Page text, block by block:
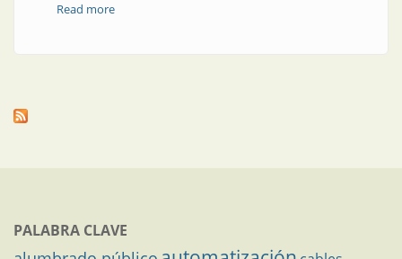
Read moreabout Conectividad de energías renovables
PALABRA CLAVE